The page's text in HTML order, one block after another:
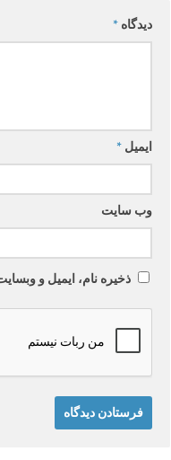
دیدگاه *
ایمیل *
وب‌ سایت
ذخیره نام، ایمیل و